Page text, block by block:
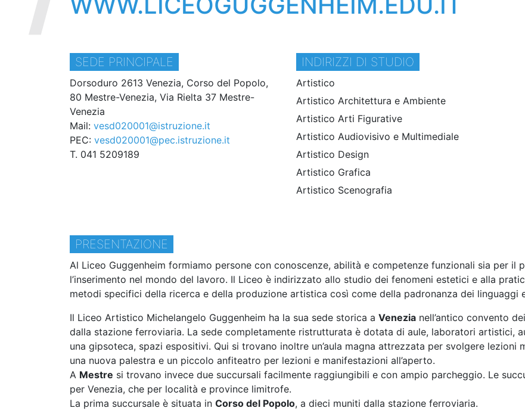
SEDE PRINCIPALE
Dorsoduro 2613 Venezia, Corso del Popolo,
80 Mestre-Venezia, Via Rielta 37 Mestre-
Venezia
Mail: vesd020001@istruzione.it
PEC: vesd020001@pec.istruzione.it
T. 041 5209189
INDIRIZZI DI STUDIO
Artistico
Artistico Architettura e Ambiente
Artistico Arti Figurative
Artistico Audiovisivo e Multimediale
Artistico Design
Artistico Grafica
Artistico Scenografia
PRESENTAZIONE
Al Liceo Guggenheim formiamo persone con conoscenze, abilità e competenze funzionali sia per
l’inserimento nel mondo del lavoro. Il Liceo è indirizzato allo studio dei fenomeni estetici e alla
metodi specifici della ricerca e della produzione artistica così come della padronanza dei linguaggi
Il Liceo Artistico Michelangelo Guggenheim ha la sua sede storica a Venezia nell’antico convento dei
dalla stazione ferroviaria. La sede completamente ristrutturata è dotata di aule, laboratori artistici,
una gipsoteca, spazi espositivi. Qui si trovano inoltre un’aula magna attrezzata per svolgere lezioni
una nuova palestra e un piccolo anfiteatro per lezioni e manifestazioni all’aperto.
A Mestre si trovano invece due succursali facilmente raggiungibili e con ampio parcheggio. Le
per Venezia, che per località e province limitrofe.
La prima succursale è situata in Corso del Popolo, a dieci muniti dalla stazione ferroviaria.